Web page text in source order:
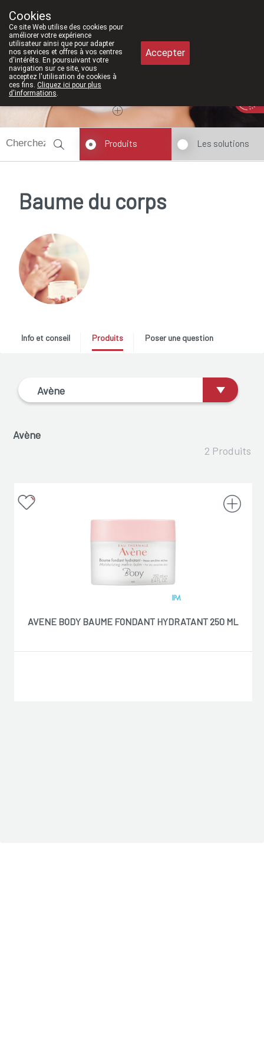
Aujourd'hui
Produits Les solutions
Baume du corps
Info et conseil Produits Poser une question
Avène
Avène
2 Produits
AVENE BODY BAUME FONDANT HYDRATANT 250 ML
Cookies
Ce site Web utilise des cookies pour
améliorer votre expérience
utilisateur ainsi que pour adapter
nos services et offres à vos centres
d'intérêts. En poursuivant votre
navigation sur ce site, vous
acceptez l'utilisation de cookies à
ces fins. Cliquez ici pour plus
d'informations.
Accepter